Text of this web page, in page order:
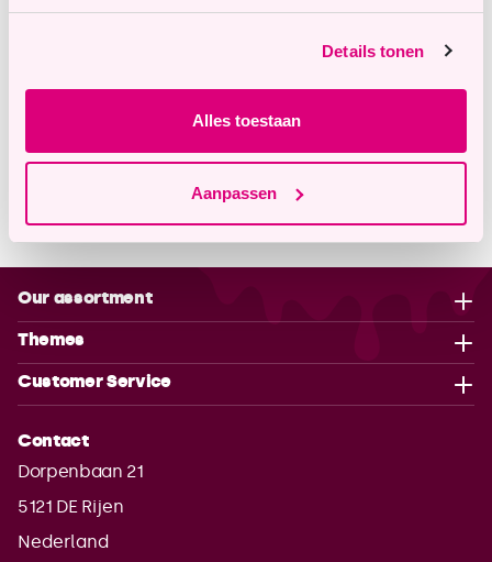
Details tonen
Alles toestaan
Aanpassen
Our assortment
Themes
Customer Service
Contact
Dorpenbaan 21
5121 DE Rijen
Nederland